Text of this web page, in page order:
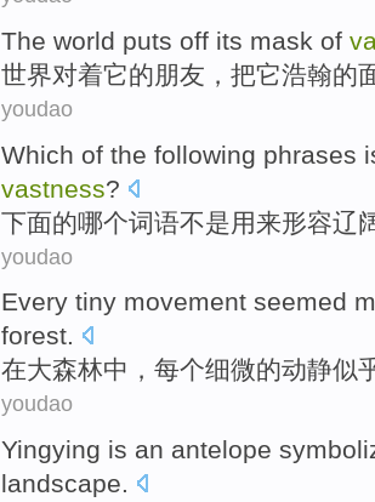
The world puts off its mask of
世界对着它的朋友 ，把它浩翰的
youdao
Which of the following phrases
vastness?
下面的哪个词语不是用来形容辽
youdao
Every tiny movement seemed
forest.
在大森林中， 每个细微的动静似
youdao
Yingying is an antelope
landscape.